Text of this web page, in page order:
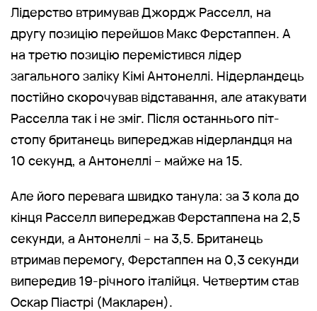
Лідерство втримував Джордж Расселл, на
другу позицію перейшов Макс Ферстаппен. А
на третю позицію перемістився лідер
загального заліку Кімі Антонеллі. Нідерландець
постійно скорочував відставання, але атакувати
Расселла так і не зміг. Після останнього піт-
стопу британець випереджав нідерландця на
10 секунд, а Антонеллі – майже на 15.
Але його перевага швидко танула: за 3 кола до
кінця Расселл випереджав Ферстаппена на 2,5
секунди, а Антонеллі – на 3,5. Британець
втримав перемогу, Ферстаппен на 0,3 секунди
випередив 19-річного італійця. Четвертим став
Оскар Піастрі (Макларен).